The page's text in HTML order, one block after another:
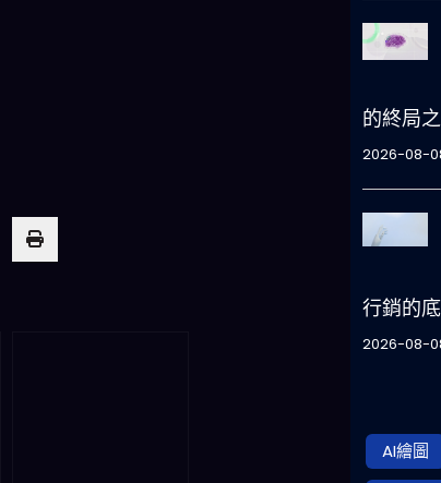
的終局
2026-08-
行銷的
2026-08-
AI繪圖